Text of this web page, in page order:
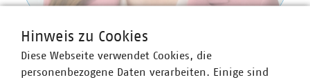
Hinweis zu Cookies
Diese Webseite verwendet Cookies, die
personenbezogene Daten verarbeiten. Einige sind